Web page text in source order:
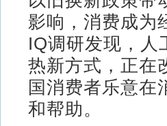
影响，消费成为
IQ调研发现，人
热新方式，正在
国消费者乐意在
和帮助。